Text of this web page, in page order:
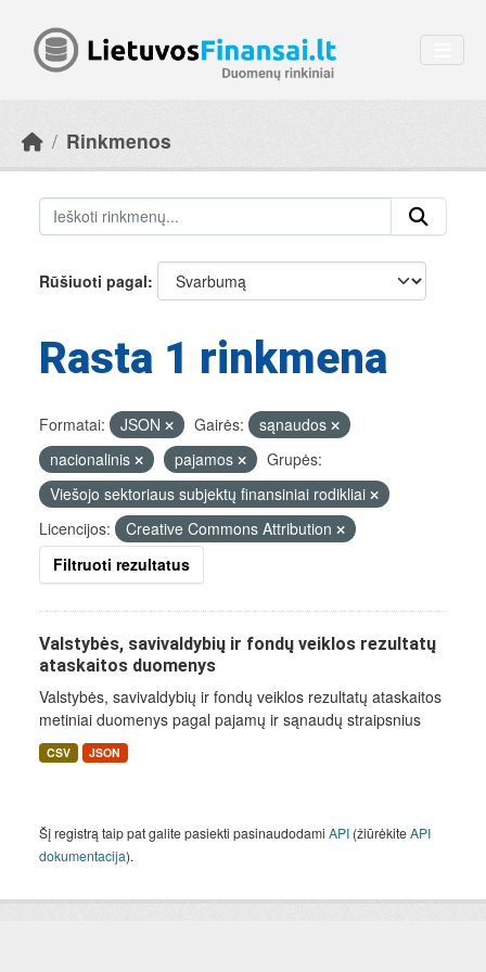
Rinkmenos
Rūšiuoti pagal
Rasta 1 rinkmena
Formatai: JSON Gairės:
sąnaudos
nacionalinis
pajamos
Grupės:
Viešojo sektoriaus subjektų finansiniai rodikliai
Licencijos:
Creative Commons Attribution
Filtruoti rezultatus
Valstybės, savivaldybių ir fondų veiklos rezultatų
ataskaitos duomenys
Valstybės, savivaldybių ir fondų veiklos rezultatų ataskaitos
metiniai duomenys pagal pajamų ir sąnaudų straipsnius
CSV JSON
Šį registrą taip pat galite pasiekti pasinaudodami API (žiūrėkiteAPI
dokumentacija).